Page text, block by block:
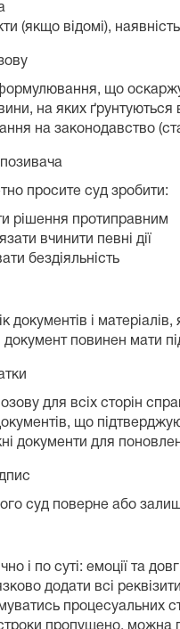
(якщо відомі),
що
на яких ґрунтуються
на законодавство
просите суд зробити:
рішення протиправним
вчинити певні дії
бездіяльність
документів і
повинен мати
для всіх сторін
що
документи для
суд поверне або
і по суті: емоції та
додати всі
процесуальних
пропущено, можна